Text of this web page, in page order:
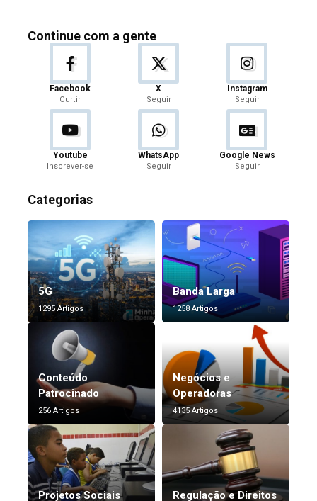
Continue com a gente
Facebook
Curtir
X
Seguir
Instagram
Seguir
Youtube
Inscrever-se
WhatsApp
Seguir
Google News
Seguir
Categorias
5G
1295 Artigos
Banda Larga
1258 Artigos
Conteúdo
Patrocinado
256 Artigos
Negócios e
Operadoras
4135 Artigos
Projetos Sociais Regulação e Direitos